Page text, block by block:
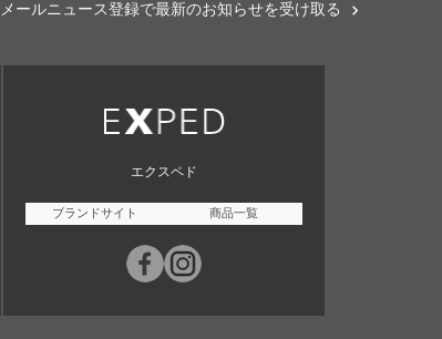
メールニュース登録で最新のお知らせを受け取る
エクスペド
ブランドサイト 商品一覧